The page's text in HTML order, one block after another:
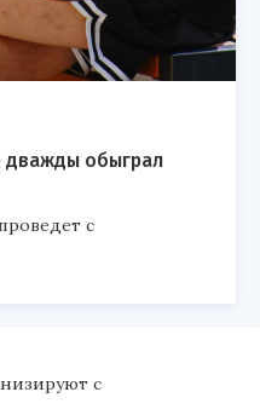
дважды обыграл
с
с